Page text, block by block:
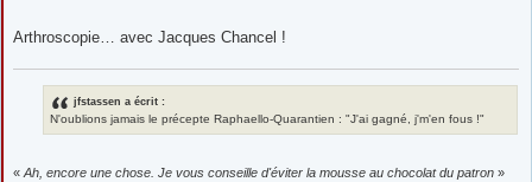
Arthroscopie… avec Jacques Chancel !
jfstassen a écrit :
N'oublions jamais le précepte Raphaello-Quarantien : "J'ai gagné, j'm'en fous !"
« Ah, encore une chose. Je vous conseille d'éviter la mousse au chocolat du patron »